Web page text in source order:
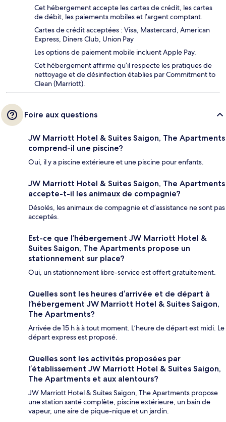
Cet hébergement accepte les cartes de crédit, les cartes
de débit, les paiements mobiles et l’argent comptant.
Cartes de crédit acceptées : Visa, Mastercard, American
Express, Diners Club, Union Pay
Les options de paiement mobile incluent Apple Pay.
Cet hébergement affirme qu’il respecte les pratiques de
nettoyage et de désinfection établies par Commitment to
Clean (Marriott).
Foire aux questions
JW Marriott Hotel & Suites Saigon, The Apartments
comprend-il une piscine?
Oui, il y a piscine extérieure et une piscine pour enfants.
JW Marriott Hotel & Suites Saigon, The Apartments
accepte-t-il les animaux de compagnie?
Désolés, les animaux de compagnie et d’assistance ne sont pas
acceptés.
Est-ce que l’hébergement JW Marriott Hotel &
Suites Saigon, The Apartments propose un
stationnement sur place?
Oui, un stationnement libre-service est offert gratuitement.
Quelles sont les heures d’arrivée et de départ à
l’hébergement JW Marriott Hotel & Suites Saigon,
The Apartments?
Arrivée de 15 h à à tout moment. L’heure de départ est midi. Le
départ express est proposé.
Quelles sont les activités proposées par
l’établissement JW Marriott Hotel & Suites Saigon,
The Apartments et aux alentours?
JW Marriott Hotel & Suites Saigon, The Apartments propose
une station santé complète, piscine extérieure, un bain de
vapeur, une aire de pique-nique et un jardin.